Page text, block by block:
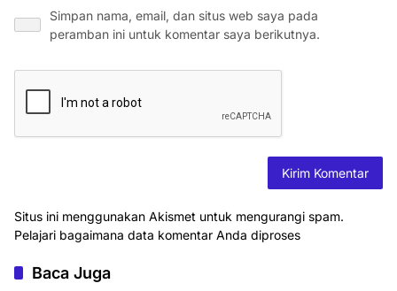
Simpan nama, email, dan situs web saya pada
peramban ini untuk komentar saya berikutnya.
Situs ini menggunakan Akismet untuk mengurangi spam.
Pelajari bagaimana data komentar Anda diproses
Baca Juga